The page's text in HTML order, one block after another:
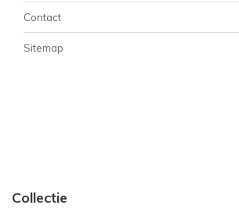
Contact
Sitemap
Collectie